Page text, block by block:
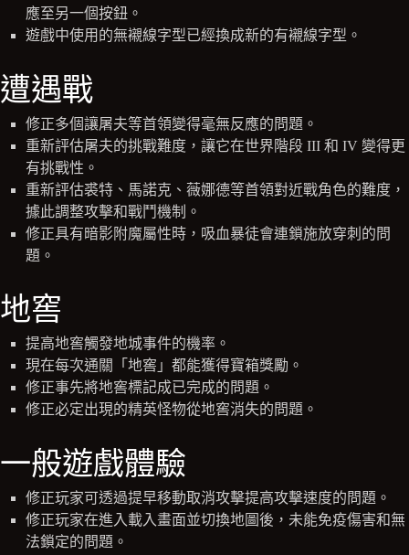
應至另一個按鈕。
遊戲中使用的無襯線字型已經換成新的有襯線字型。
遭遇戰
修正多個讓屠夫等首領變得毫無反應的問題。
重新評估屠夫的挑戰難度，讓它在世界階段 III 和 IV 變得更
有挑戰性。
重新評估裘特、馬諾克、薇娜德等首領對近戰角色的難度，
據此調整攻擊和戰鬥機制。
修正具有暗影附魔屬性時，吸血暴徒會連鎖施放穿刺的問
題。
地窖
提高地窖觸發地城事件的機率。
現在每次通關「地窖」都能獲得寶箱獎勵。
修正事先將地窖標記成已完成的問題。
修正必定出現的精英怪物從地窖消失的問題。
一般遊戲體驗
修正玩家可透過提早移動取消攻擊提高攻擊速度的問題。
修正玩家在進入載入畫面並切換地圖後，未能免疫傷害和無
法鎖定的問題。